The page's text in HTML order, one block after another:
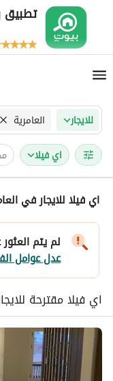
تطبيق
للايجار العامرية
اي فيلا
اي فيلا للايجار في
لم يتم
عدل عوامل
اي فيلا مقترحة